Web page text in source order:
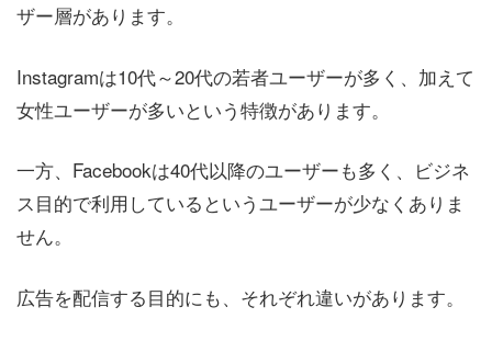
ザー層があります。
Instagramは10代～20代の若者ユーザーが多く、加えて
女性ユーザーが多いという特徴があります。
一方、Facebookは40代以降のユーザーも多く、ビジネ
ス目的で利用しているというユーザーが少なくありま
せん。
広告を配信する目的にも、それぞれ違いがあります。